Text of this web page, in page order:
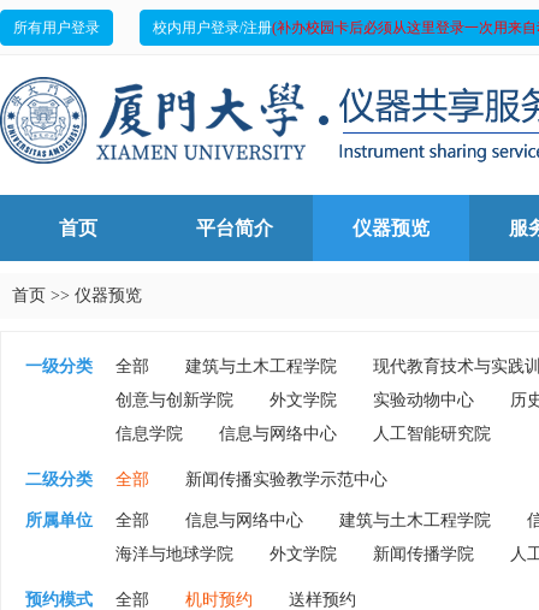
所有用户登录 校内用户登录/注册(补办校园卡后必须从这里登录一次用来
首页 平台简介 仪器预览 服
首页 >> 仪器预览
一级分类 全部 建筑与土木工程学院
现代教育技术与实践
创意与创新学院
外文学院 实验动物中心
历
信息学院
信息与网络中心 人工智能研究院
二级分类 全部 新闻传播实验教学示范中心
所属单位 全部 信息与网络中心 建筑与土木工程学院
海洋与地球学院
外文学院 新闻传播学院 人
预约模式 全部 机时预约 送样预约